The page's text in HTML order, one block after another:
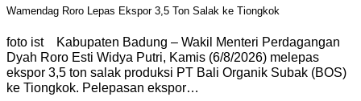
Wamendag Roro Lepas Ekspor 3,5 Ton Salak ke Tiongkok
foto ist Kabupaten Badung – Wakil Menteri Perdagangan
Dyah Roro Esti Widya Putri, Kamis (6/8/2026) melepas
ekspor 3,5 ton salak produksi PT Bali Organik Subak (BOS)
ke Tiongkok. Pelepasan ekspor…